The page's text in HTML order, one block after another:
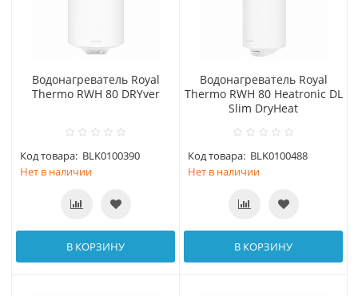
Водонагреватель Royal
Thermo RWH 80 DRYver
Код товара: BLK0100390
Нет в наличии
В КОРЗИНУ
Водонагреватель Royal
Thermo RWH 80 Heatronic DL
Slim DryHeat
Код товара: BLK0100488
Нет в наличии
В КОРЗИНУ